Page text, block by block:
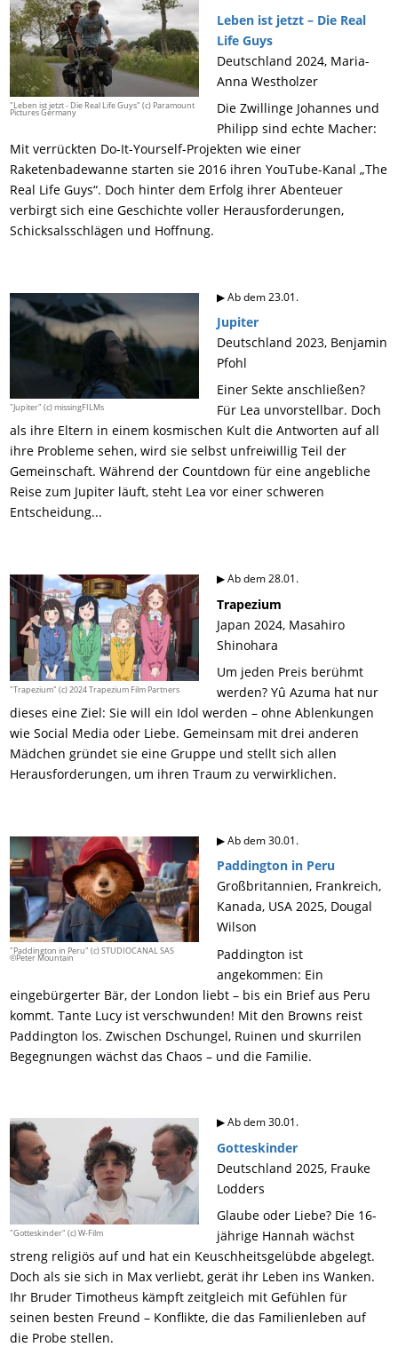
"Leben ist jetzt - Die Real Life Guys" (c) Paramount
Pictures Germany
Leben ist jetzt – Die Real
Life Guys
Deutschland 2024, Maria-
Anna Westholzer
Die Zwillinge Johannes und
Philipp sind echte Macher:
Mit verrückten Do-It-Yourself-Projekten wie einer
Raketenbadewanne starten sie 2016 ihren YouTube-Kanal „The
Real Life Guys“. Doch hinter dem Erfolg ihrer Abenteuer
verbirgt sich eine Geschichte voller Herausforderungen,
Schicksalsschlägen und Hoffnung.
"Jupiter" (c) missingFILMs
▶ Ab dem 23.01.
Jupiter
Deutschland 2023, Benjamin
Pfohl
Einer Sekte anschließen?
Für Lea unvorstellbar. Doch
als ihre Eltern in einem kosmischen Kult die Antworten auf all
ihre Probleme sehen, wird sie selbst unfreiwillig Teil der
Gemeinschaft. Während der Countdown für eine angebliche
Reise zum Jupiter läuft, steht Lea vor einer schweren
Entscheidung...
"Trapezium" (c) 2024 Trapezium Film Partners
▶ Ab dem 28.01.
Trapezium
Japan 2024, Masahiro
Shinohara
Um jeden Preis berühmt
werden? Yû Azuma hat nur
dieses eine Ziel: Sie will ein Idol werden – ohne Ablenkungen
wie Social Media oder Liebe. Gemeinsam mit drei anderen
Mädchen gründet sie eine Gruppe und stellt sich allen
Herausforderungen, um ihren Traum zu verwirklichen.
"Paddington in Peru" (c) STUDIOCANAL SAS
©Peter Mountain
▶ Ab dem 30.01.
Paddington in Peru
Großbritannien, Frankreich,
Kanada, USA 2025, Dougal
Wilson
Paddington ist
angekommen: Ein
eingebürgerter Bär, der London liebt – bis ein Brief aus Peru
kommt. Tante Lucy ist verschwunden! Mit den Browns reist
Paddington los. Zwischen Dschungel, Ruinen und skurrilen
Begegnungen wächst das Chaos – und die Familie.
"Gotteskinder" (c) W-Film
▶ Ab dem 30.01.
Gotteskinder
Deutschland 2025, Frauke
Lodders
Glaube oder Liebe? Die 16-
jährige Hannah wächst
streng religiös auf und hat ein Keuschheitsgelübde abgelegt.
Doch als sie sich in Max verliebt, gerät ihr Leben ins Wanken.
Ihr Bruder Timotheus kämpft zeitgleich mit Gefühlen für
seinen besten Freund – Konflikte, die das Familienleben auf
die Probe stellen.